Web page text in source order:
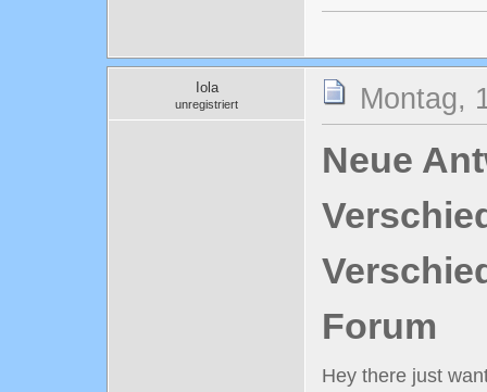
Iola
unregistriert Montag,
Neue
Forum
Hey there just